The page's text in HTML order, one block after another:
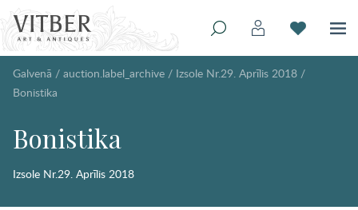
Galvenā / auction.label_archive / Izsole Nr.29. Aprīlis 2018 /
Bonistika
Bonistika
Izsole Nr.29. Aprīlis 2018